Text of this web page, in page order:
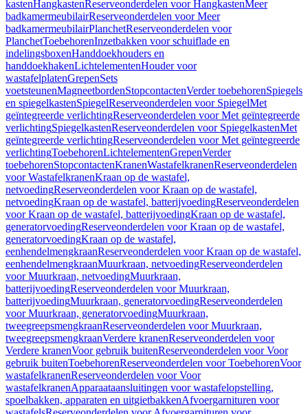
kastenHangkastenReserveonderdelen voor HangkastenMeer
badkamermeubilairReserveonderdelen voor Meer
badkamermeubilairPlanchetReserveonderdelen voor
PlanchetToebehorenInzetbakken voor schuiflade en
indelingsboxenHanddoekhouders en
handdoekhakenLichtelementenHouder voor
wastafelplatenGrepenSets
voetsteunenMagneetbordenStopcontactenVerder toebehorenSpiegels
en spiegelkastenSpiegelReserveonderdelen voor SpiegelMet
geïntegreerde verlichtingReserveonderdelen voor Met geïntegreerde
verlichtingSpiegelkastenReserveonderdelen voor SpiegelkastenMet
geïntegreerde verlichtingReserveonderdelen voor Met geïntegreerde
verlichtingToebehorenLichtelementenGrepenVerder
toebehorenStopcontactenKranenWastafelkranenReserveonderdelen
voor WastafelkranenKraan op de wastafel,
netvoedingReserveonderdelen voor Kraan op de wastafel,
netvoedingKraan op de wastafel, batterijvoedingReserveonderdelen
voor Kraan op de wastafel, batterijvoedingKraan op de wastafel,
generatorvoedingReserveonderdelen voor Kraan op de wastafel,
generatorvoedingKraan op de wastafel,
eenhendelmengkraanReserveonderdelen voor Kraan op de wastafel,
eenhendelmengkraanMuurkraan, netvoedingReserveonderdelen
voor Muurkraan, netvoedingMuurkraan,
batterijvoedingReserveonderdelen voor Muurkraan,
batterijvoedingMuurkraan, generatorvoedingReserveonderdelen
voor Muurkraan, generatorvoedingMuurkraan,
tweegreepsmengkraanReserveonderdelen voor Muurkraan,
tweegreepsmengkraanVerdere kranenReserveonderdelen voor
Verdere kranenVoor gebruik buitenReserveonderdelen voor Voor
gebruik buitenToebehorenReserveonderdelen voor ToebehorenVoor
wastafelkranenReserveonderdelen voor Voor
wastafelkranenApparaataansluitingen voor wastafelopstelling,
spoelbakken, apparaten en uitgietbakkenAfvoergarnituren voor